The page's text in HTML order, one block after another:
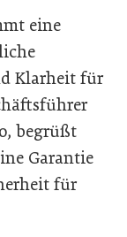
eine
Klarheit für
begrüßt
Garantie
für